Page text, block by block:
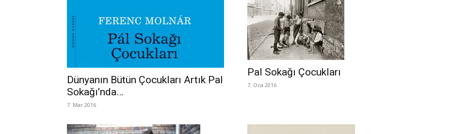
Dünyanın Bütün Çocukları Artık Pal
Sokağı’nda…
7. Mar 2016
Pal Sokağı Çocukları
7. Oca 2016